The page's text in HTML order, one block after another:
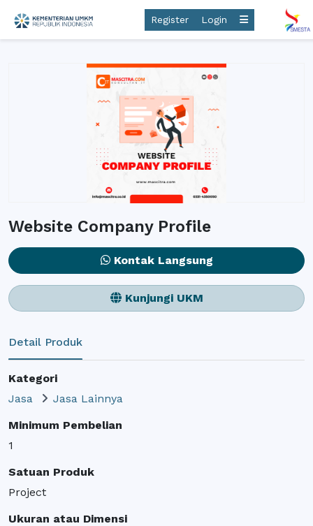
Register Login
Website Company Profile
Kontak Langsung
Kunjungi UKM
Detail Produk
Kategori
Jasa
Jasa Lainnya
Minimum Pembelian
1
Satuan Produk
Project
Ukuran atau Dimensi